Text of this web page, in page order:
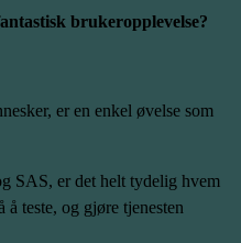
brukeropplevelse?
er en enkel øvelse som
SAS, er det helt tydelig hvem
å teste, og gjøre tjenesten